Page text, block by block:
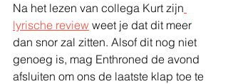
Na het lezen van collega Kurt zijn
lyrische review weet je dat dit meer
dan snor zal zitten. Alsof dit nog niet
genoeg is, mag Enthroned de avond
afsluiten om ons de laatste klap toe te